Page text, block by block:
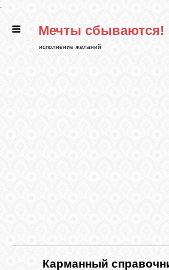
.
ГЛАВНАЯ Мечты сбываются!
исполнение желаний
Карманный